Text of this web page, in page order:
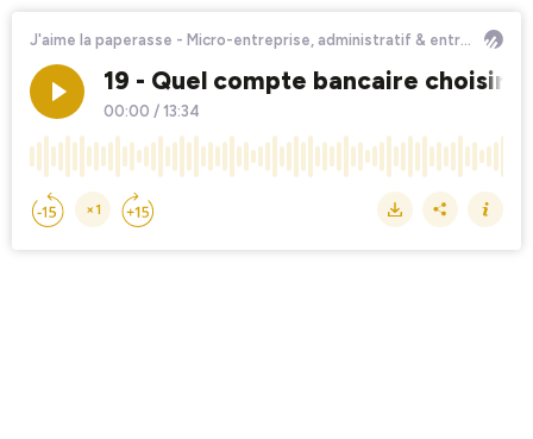
J'aime la paperasse - Micro-entreprise, administratif & entrepreneuriat
19 - Quel compte bancaire choisir
00:00 / 13:34
×1